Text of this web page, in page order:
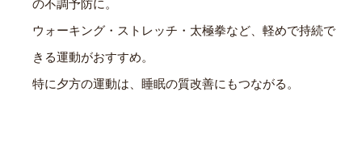
の不調予防に。
ウォーキング・ストレッチ・太極拳など、軽めで持続で
きる運動がおすすめ。
特に夕方の運動は、睡眠の質改善にもつながる。